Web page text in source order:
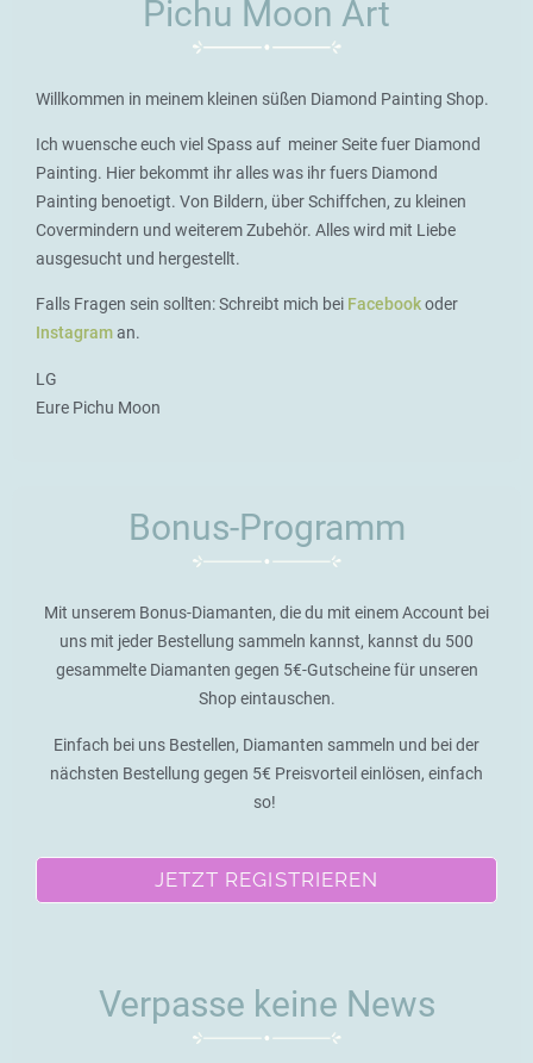
Pichu Moon Art
Willkommen in meinem kleinen süßen Diamond Painting Shop.
Ich wuensche euch viel Spass auf meiner Seite fuer Diamond
Painting. Hier bekommt ihr alles was ihr fuers Diamond
Painting benoetigt. Von Bildern, über Schiffchen, zu kleinen
Covermindern und weiterem Zubehör. Alles wird mit Liebe
ausgesucht und hergestellt.
Falls Fragen sein sollten: Schreibt mich bei Facebookoder
Instagraman.
LG
Eure Pichu Moon
Bonus-Programm
Mit unserem Bonus-Diamanten, die du mit einem Account bei
uns mit jeder Bestellung sammeln kannst, kannst du 500
gesammelte Diamanten gegen 5€-Gutscheine für unseren
Shop eintauschen.
Einfach bei uns Bestellen, Diamanten sammeln und bei der
nächsten Bestellung gegen 5€ Preisvorteil einlösen, einfach
so!
JETZT REGISTRIEREN
Verpasse keine News